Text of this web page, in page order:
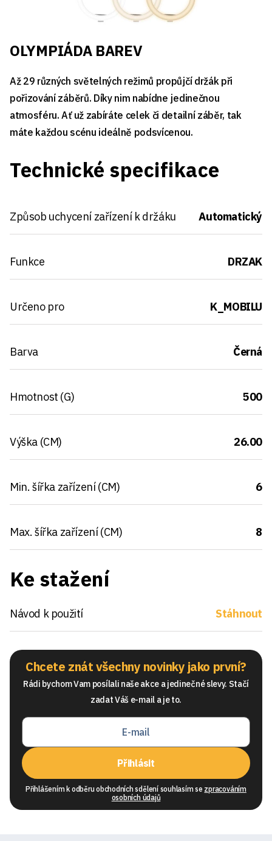
OLYMPIÁDA BAREV
Až 29 různých světelných režimů propůjčí držák při
pořizování záběrů. Díky nim nabídne jedinečnou
atmosféru. Ať už zabíráte celek či detailní záběr, tak
máte každou scénu ideálně podsvícenou.
Technické specifikace
Způsob uchycení zařízení k držáku Automatický
Funkce DRZAK
Určeno pro K_MOBILU
Barva Černá
Hmotnost (G) 500
Výška (CM) 26.00
Min. šířka zařízení (CM) 6
Max. šířka zařízení (CM) 8
Ke stažení
Návod k použití Stáhnout
Chcete znát všechny novinky jako první?
Rádi bychom Vam posílali naše akce a jedinečné slevy. Stačí
zadat Váš e-mail a je to.
Přihlásit
Přihlášením k odběru obchodních sdělení souhlasím se zpracováním
osobních údajů